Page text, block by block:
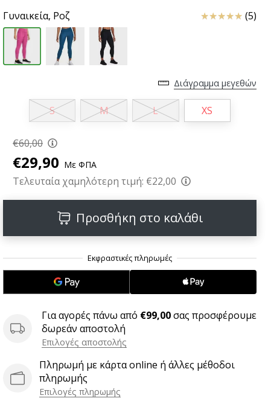
Γυναικεία, Ροζ Κριτικές (5)
Διάγραμμα μεγεθών
S M L XS
€60,00
€29,90 Με ΦΠΑ
Τελευταία χαμηλότερη τιμή: €22,00
Προσθήκη στο καλάθι
Για αγορές πάνω από €99,00σας προσφέρουμε
δωρεάν αποστολή
Επιλογές αποστολής
Πληρωμή με κάρτα online ή άλλες μέθοδοι
πληρωμής
Επιλογές πληρωμής